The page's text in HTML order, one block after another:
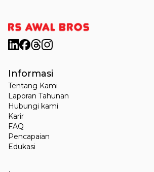
Informasi
Tentang Kami
Laporan Tahunan
Hubungi kami
Karir
FAQ
Pencapaian
Edukasi